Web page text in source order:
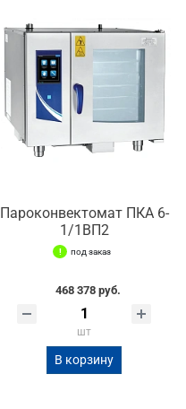
Пароконвектомат ПКА 6-
1/1ВП2
под заказ
468 378 руб.
шт
В корзину